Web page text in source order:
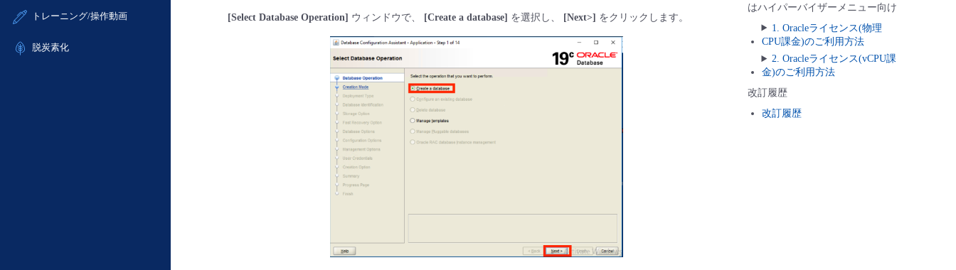
すべてのメニューを見る
- ユーザー機能の管理
- APIリファレンス
- ITインフラストラクチャー
定期メンテナンス
販売パートナー向けプログラム
トレーニング/操作動画
脱炭素化
[Select Database Operation] ウィンドウで、 [Create a database] を選択し、 [Next>] をクリックします。
はハイパーバイザーメニュー向け
1. Oracleライセンス(物理
CPU課金)のご利用方法
2. Oracleライセンス(vCPU課
金)のご利用方法
改訂履歴
改訂履歴